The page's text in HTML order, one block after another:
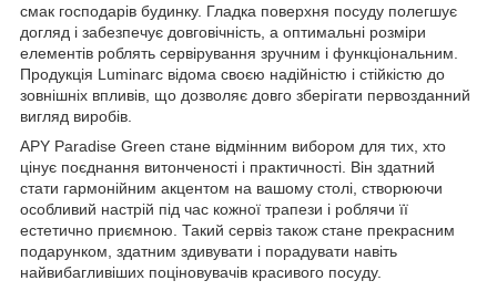
смак господарів будинку. Гладка поверхня посуду полегшує
догляд і забезпечує довговічність, а оптимальні розміри
елементів роблять сервірування зручним і функціональним.
Продукція Luminarc відома своєю надійністю і стійкістю до
зовнішніх впливів, що дозволяє довго зберігати первозданний
вигляд виробів.
APY Paradise Green стане відмінним вибором для тих, хто
цінує поєднання витонченості і практичності. Він здатний
стати гармонійним акцентом на вашому столі, створюючи
особливий настрій під час кожної трапези і роблячи її
естетично приємною. Такий сервіз також стане прекрасним
подарунком, здатним здивувати і порадувати навіть
найвибагливіших поціновувачів красивого посуду.